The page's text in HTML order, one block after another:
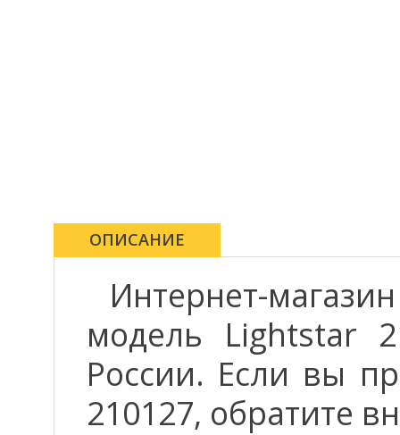
ОПИСАНИЕ
Интернет-
модель Lightstar
России. Если вы
210127, обратите